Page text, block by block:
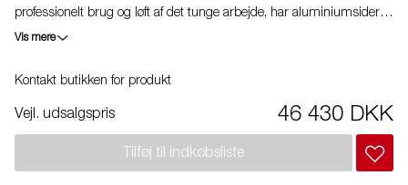
professionelt brug og løft af det tunge arbejde, har aluminiumsider
som er nemt nedfældelige og aftagbare – og dette er med til at øge
som platformstrailer. Surringsbøjlerne (max. belastning på 400 kg
af tilbehørsløsninger. Vi gør opmærksom på, at billederne kan være
illustrative, og trailerne kan derfor være vist med ekstraudstyr.
Vis mere
Kontakt butikken for produkt
Vejl. udsalgspris 46 430 DKK
Tilføj til indkøbsliste